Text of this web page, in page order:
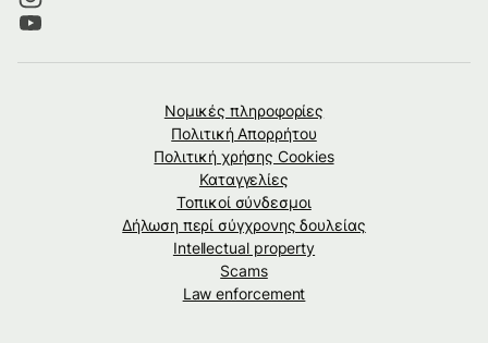
Νομικές πληροφορίες
Πολιτική Απορρήτου
Πολιτική χρήσης Cookies
Καταγγελίες
Τοπικοί σύνδεσμοι
Δήλωση περί σύγχρονης δουλείας
Intellectual property
Scams
Law enforcement